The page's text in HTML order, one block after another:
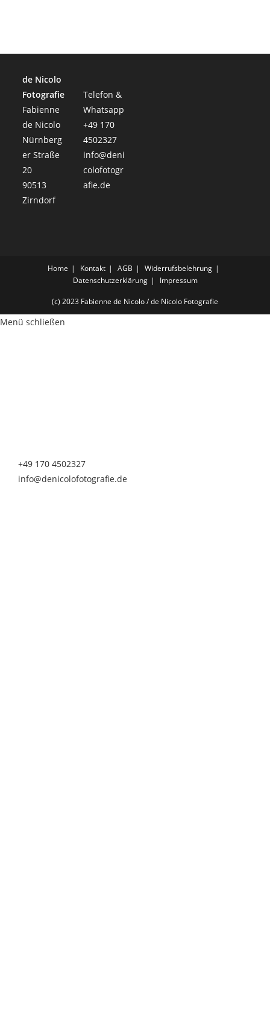
de Nicolo
Fotografie
Fabienne
de Nicolo
Nürnberg
er Straße
20
90513
Zirndorf
Telefon &
Whatsapp
+49 170
4502327
info@deni
colofotogr
afie.de
Home Kontakt AGB
Widerrufsbelehrung
Datenschutzerklärung
Impressum
(c) 2023 Fabienne de Nicolo / de Nicolo Fotografie
Menü schließen
+49 170 4502327
info@denicolofotografie.de